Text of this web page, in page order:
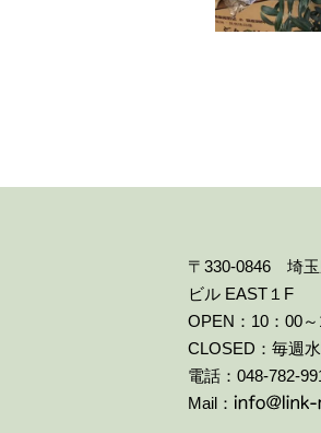
〒330-0846 埼玉
ビル EAST１F
OPEN：10：00
CLOSED：毎週
電話：048-782-
Mail：